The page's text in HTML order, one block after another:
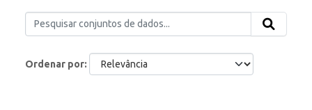
Ordenar por